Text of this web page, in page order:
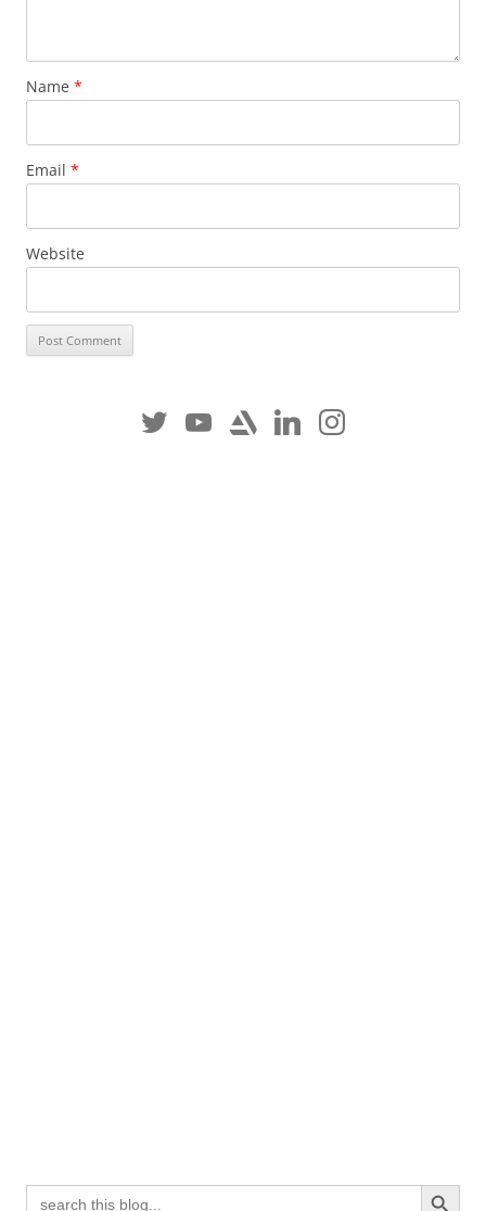
Name *
Email *
Website
Search Button